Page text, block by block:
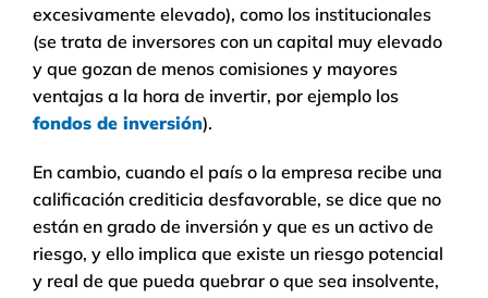
excesivamente elevado), como los institucionales
(se trata de inversores con un capital muy elevado
y que gozan de menos comisiones y mayores
ventajas a la hora de invertir, por ejemplo los
fondos de inversión).
En cambio, cuando el país o la empresa recibe una
calificación crediticia desfavorable, se dice que no
están en grado de inversión y que es un activo de
riesgo, y ello implica que existe un riesgo potencial
y real de que pueda quebrar o que sea insolvente,